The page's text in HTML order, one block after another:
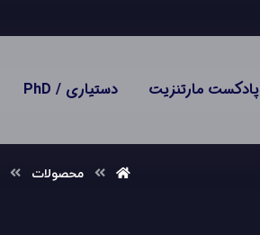
پادکست مارتنزیت دستیاری / PhD
محصولات